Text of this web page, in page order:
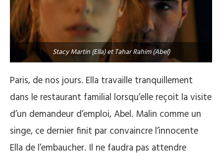
Stacy Martin (Ella) et Tahar Rahim (Abel)
Paris, de nos jours. Ella travaille tranquillement
dans le restaurant familial lorsqu’elle reçoit la visite
d’un demandeur d’emploi, Abel. Malin comme un
singe, ce dernier finit par convaincre l’innocente
Ella de l’embaucher. Il ne faudra pas attendre